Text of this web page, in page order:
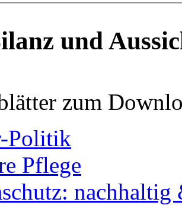
und
zum
Politik
Pflege
nachhaltig